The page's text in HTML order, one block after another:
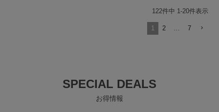
122件中 1 -20件表示
1 2 7
SPECIAL DEALS
お得情報